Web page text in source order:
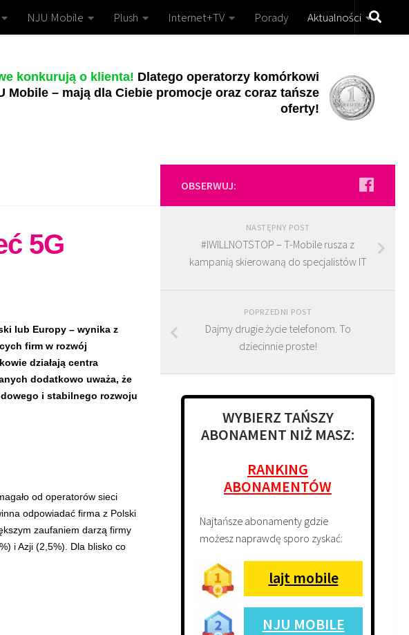
NJU Mobile Plush Internet+TV Porady Aktualności
konkurują o klienta! Dlatego operatorzy komórkowi
Mobile – mają dla Ciebie promocje oraz coraz tańsze
oferty!
5G
lub Europy – wynika z
firm w rozwój
działają centra
dodatkowo uważa, że
i stabilnego rozwoju
od operatorów sieci
odpowiadać firma z Polski
zaufaniem darzą firmy
i Azji (2,5%). Dla blisko co
OBSERWUJ:
NASTĘPNY POST
#IWILLNOTSTOP – T-Mobile rusza z
kampanią skierowaną do specjalistów IT
POPRZEDNI POST
Dajmy drugie życie telefonom. To
dziecinnie proste!
WYBIERZ TAŃSZY
ABONAMENT NIŻ MASZ:
RANKING
ABONAMENTÓW
Najtańsze abonamenty gdzie
możesz naprawdę sporo zyskać:
lajt mobile
NJU MOBILE